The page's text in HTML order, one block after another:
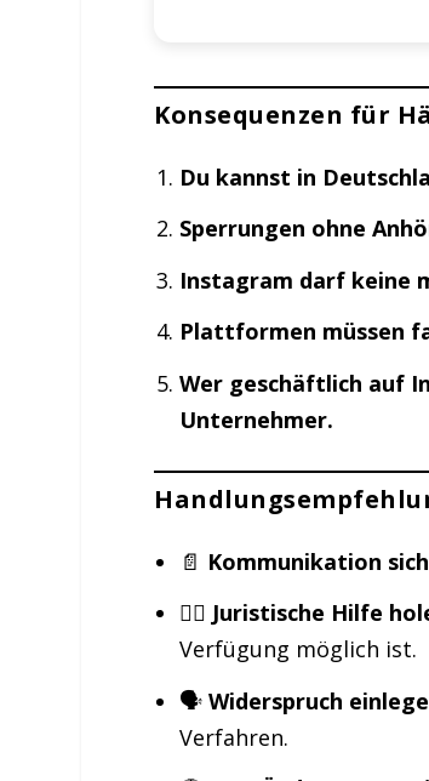
Konsequenzen für
Du kannst in
Sperrungen ohne
Instagram darf keine
Plattformen müssen
Wer geschäftlich auf
Unternehmer.
📄 Kommunikation
🧑‍⚖️ Juristische Hilfe
Verfügung möglich ist.
🗣️ Widerspruch
Verfahren.